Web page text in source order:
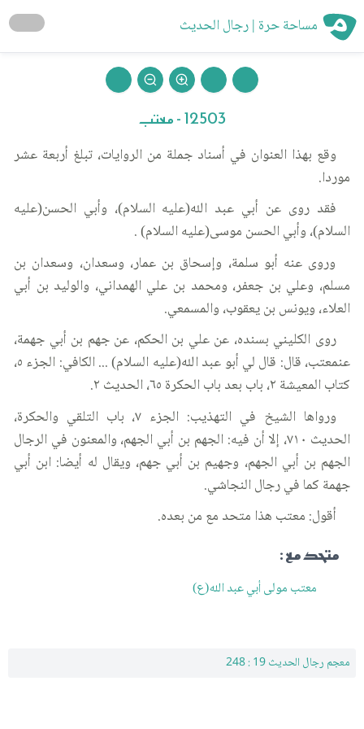
مساحة حرة | رجال الحديث
12503 - معتب
وقع بهذا العنوان في أسناد جملة من الروايات، تبلغ أربعة عشر
موردا.
فقد روى عن أبي عبد الله(عليه السلام)، وأبي الحسن(عليه
السلام)، وأبي الحسن موسى(عليه السلام) .
وروى عنه أبو سلمة، وإسحاق بن عمار، وسعدان، وسعدان بن
مسلم، وعلي بن جعفر، ومحمد بن علي الهمداني، والوليد بن أبي
العلاء، ويونس بن يعقوب، والمسمعي.
روى الكليني بسنده، عن علي بن الحكم، عن جهم بن أبي جهمة،
عنمعتب، قال: قال لي أبو عبد الله(عليه السلام) ... الكافي: الجزء ٥،
كتاب المعيشة ٢، باب بعد باب الحكرة ٦٥، الحديث ٢.
ورواها الشيخ في التهذيب: الجزء ٧، باب التلقي والحكرة،
الحديث ٧١٠، إلا أن فيه: الجهم بن أبي الجهم، والمعنون في الرجال
الجهم بن أبي الجهم، وجهيم بن أبي جهم، ويقال له أيضا: ابن أبي
جهمة كما في رجال النجاشي.
أقول: معتب هذا متحد مع من بعده.
متحد مع :
معتب مولى أبي عبد الله(ع)
معجم رجال الحديث 19 : 248